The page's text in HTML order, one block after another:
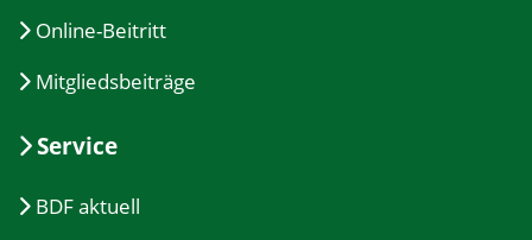
Online-Beitritt
Mitgliedsbeiträge
Service
BDF aktuell